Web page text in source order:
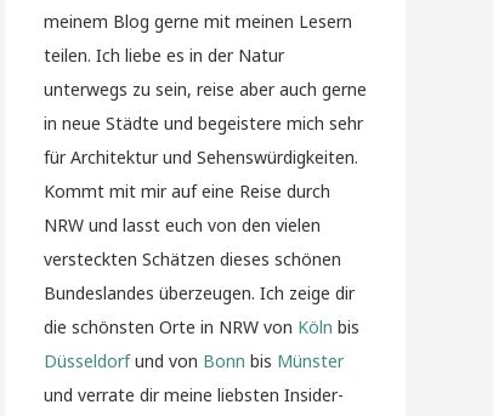
meinem Blog gerne mit meinen Lesern
teilen. Ich liebe es in der Natur
unterwegs zu sein, reise aber auch gerne
in neue Städte und begeistere mich sehr
für Architektur und Sehenswürdigkeiten.
Kommt mit mir auf eine Reise durch
NRW und lasst euch von den vielen
versteckten Schätzen dieses schönen
Bundeslandes überzeugen. Ich zeige dir
die schönsten Orte in NRW von Köln bis
Düsseldorfund von Bonn bis Münster
und verrate dir meine liebsten Insider-